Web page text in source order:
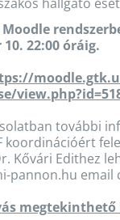
22:00 óráig.
további
koordinációért
Kővári Edithez
pannon.hu email
megtekinthető